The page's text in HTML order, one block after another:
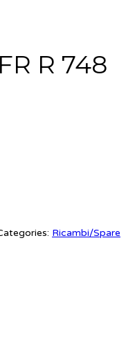
R 748
Ricambi/Spare